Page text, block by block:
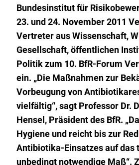
r
n
e
r
L
i
n
k
:
Bundesinstitut für
23. und 24. November 2011
Vertreter aus Wissenschaft,
Gesellschaft, öffentlichen
Politik zum 10. BfR-Forum
ein. „Die Maßnahmen zur
Vorbeugung von
vielfältig“, sagt Professor Dr.
Hensel, Präsident des BfR.
Hygiene und reicht bis zur
Antibiotika-Einsatzes auf das
unbedingt notwendige Maß“.